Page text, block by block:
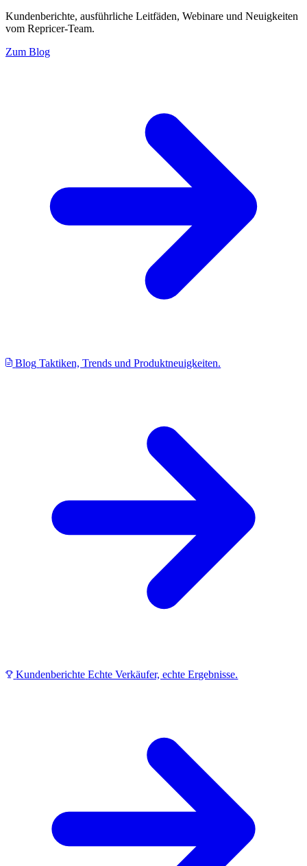
Kundenberichte, ausführliche Leitfäden, Webinare und Neuigkeiten
vom Repricer-Team.
Zum Blog
Blog Taktiken, Trends und Produktneuigkeiten.
Kundenberichte Echte Verkäufer, echte Ergebnisse.